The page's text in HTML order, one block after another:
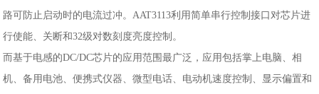
路可防止启动时的电流过冲。AAT3113利用简单串行控制接口对芯片进
行使能、关断和32级对数刻度亮度控制。
而基于电感的DC/DC芯片的应用范围最广泛，应用包括掌上电脑、相
机、备用电池、便携式仪器、微型电话、电动机速度控制、显示偏置和